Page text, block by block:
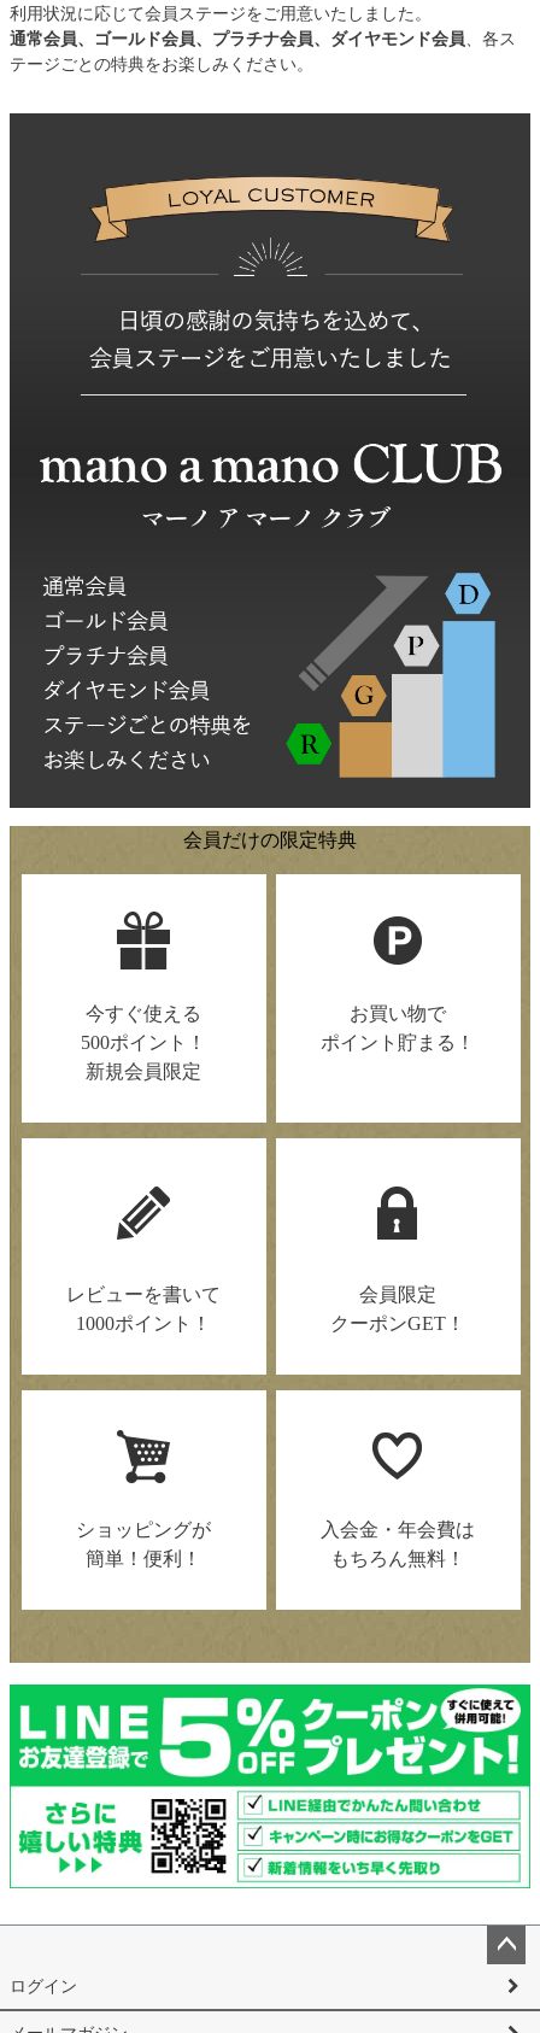
利用状況に応じて会員ステージをご用意いたしました。
通常会員、ゴールド会員、プラチナ会員、ダイヤモンド会員、各ス
テージごとの特典をお楽しみください。
会員だけの限定特典
今すぐ使える
500ポイント！
新規会員限定
お買い物で
ポイント貯まる！
レビューを書いて
1000ポイント！
会員限定
クーポンGET！
ショッピングが
簡単！便利！
入会金・年会費は
もちろん無料！
ペー
ップ
ログイン